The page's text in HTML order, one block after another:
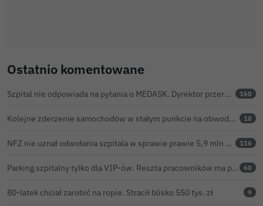
Ostatnio komentowane
Szpital nie odpowiada na pytania o MEDASK. Dyrektor przerwał temat podczas konferencji o inwestycjach 160
Kolejne zderzenie samochodów w stałym punkcie na obwodnicy Bolesławca 18
NFZ nie uznał odwołania szpitala w sprawie prawie 5,9 mln zł. Barczyk: rozważamy sąd 116
Parking szpitalny tylko dla VIP-ów. Reszta pracowników ma parkować na bazarze 60
80-latek chciał zarobić na ropie. Stracił blisko 550 tys. zł 9